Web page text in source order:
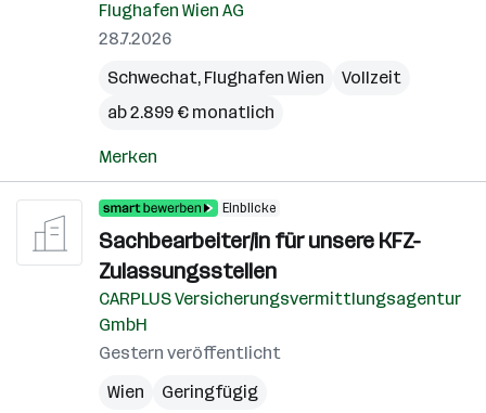
Flughafen Wien AG
28.7.2026
Schwechat, Flughafen Wien
Vollzeit
ab 2.899 € monatlich
Merken
Einblicke
Sachbearbeiter/in für unsere KFZ-
Zulassungsstellen
CARPLUS Versicherungsvermittlungsagentur
GmbH
Gestern veröffentlicht
Wien
Geringfügig